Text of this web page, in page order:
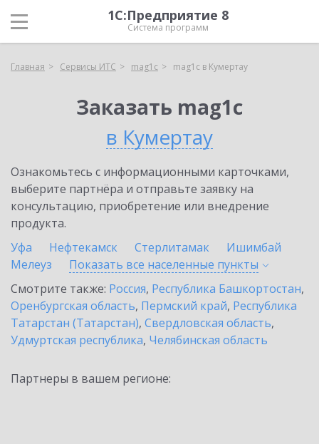
1С:Предприятие 8
Система программ
Главная Сервисы ИТС mag1c mag1c в Кумертау
Заказать mag1c
в Кумертау
Ознакомьтесь с информационными карточками,
выберите партнёра и отправьте заявку на
консультацию, приобретение или внедрение
продукта.
Уфа
Нефтекамск Стерлитамак
Ишимбай
Мелеуз
Показать все населенные пункты
Смотрите также: Россия, Республика Башкортостан,
Оренбургская область, Пермский край, Республика
Татарстан (Татарстан), Свердловская область,
Удмуртская республика, Челябинская область
Партнеры в вашем регионе: